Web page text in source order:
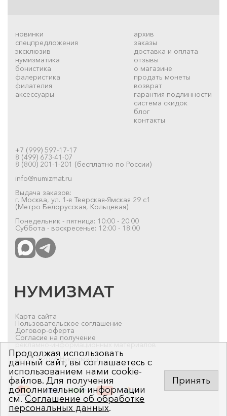
новинки
спецпредложения
эксклюзив
нумизматика
бонистика
фалеристика
филателия
аксессуары
архив
заказы
доставка и оплата
отзывы
о магазине
продать монеты
возврат
гарантия подлинности
система скидок
блог
контакты
+7 (999) 597-17-17
8 (499) 673-41-07
8 (800) 201-1-201 (бесплатно по России)
info@numizmat.ru
Выдача заказов:
г. Москва, ул. 1-я Тверская-Ямская 29 с1
(Метро Белорусская, Кольцевая)
Понедельник - пятница: 10:00 - 20:00
Суббота - воскресенье: 12:00 - 18:00
Карта сайта
Пользовательское соглашение
Договор-оферта
Согласие на получение
рекламно-информационных материалов
© 2019-2026 Нумизмат.ru
Продолжая использовать
данный сайт, вы соглашаетесь с
использованием нами cookie-
файлов. Для получения
дополнительной информации
см.Соглашение об обработке
персональных данных.
Принять